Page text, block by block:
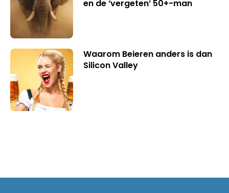
en de ‘vergeten’ 50+-man
Waarom Beieren anders is dan
Silicon Valley